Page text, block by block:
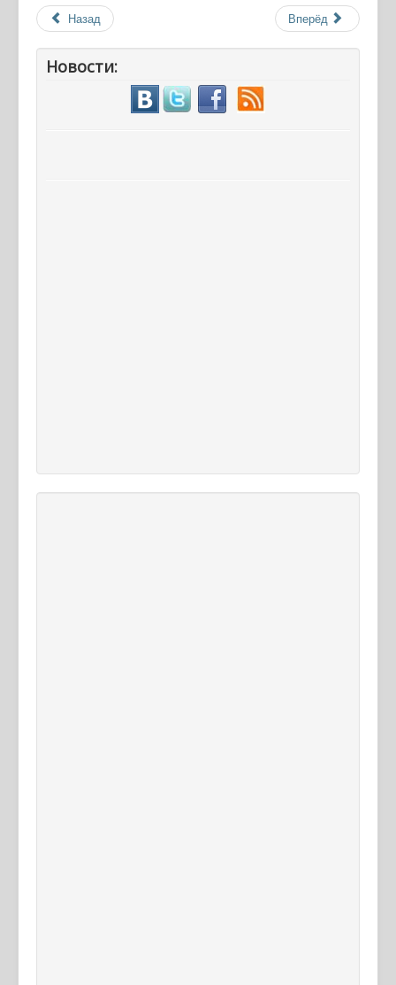
Назад Вперёд
Новости: